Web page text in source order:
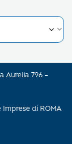
Aurelia 796 –
Imprese di ROMA